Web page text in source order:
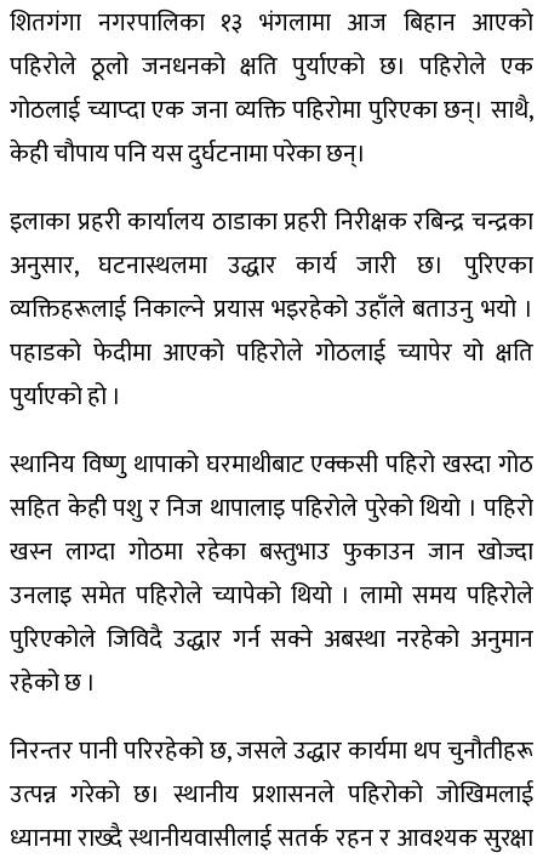
शितगंगा नगरपालिका १३ भंगलामा आज बिहान आएको
पहिरोले ठूलो जनधनको क्षति पुर्याएको छ। पहिरोले एक
गोठलाई च्याप्दा एक जना व्यक्ति पहिरोमा पुरिएका छन्। साथै,
केही चौपाय पनि यस दुर्घटनामा परेका छन्।
इलाका प्रहरी कार्यालय ठाडाका प्रहरी निरीक्षक रबिन्द्र चन्द्रका
अनुसार, घटनास्थलमा उद्धार कार्य जारी छ। पुरिएका
व्यक्तिहरूलाई निकाल्ने प्रयास भइरहेको उहाँले बताउनु भयो ।
पहाडको फेदीमा आएको पहिरोले गोठलाई च्यापेर यो क्षति
पुर्याएको हो ।
स्थानिय विष्णु थापाको घरमाथीबाट एक्कसी पहिरो खस्दा गोठ
सहित केही पशु र निज थापालाइ पहिरोले पुरेको थियो । पहिरो
खस्न लाग्दा गोठमा रहेका बस्तुभाउ फुकाउन जान खोज्दा
उनलाइ समेत पहिरोले च्यापेको थियो । लामो समय पहिरोले
पुरिएकोले जिविदै उद्धार गर्न सक्ने अबस्था नरहेको अनुमान
रहेको छ ।
निरन्तर पानी परिरहेको छ, जसले उद्धार कार्यमा थप चुनौतीहरू
उत्पन्न गरेको छ। स्थानीय प्रशासनले पहिरोको जोखिमलाई
ध्यानमा राख्दै स्थानीयवासीलाई सतर्क रहन र आवश्यक सुरक्षा